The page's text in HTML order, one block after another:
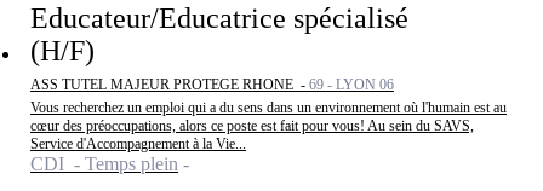
Educateur/Educatrice spécialisé
(H/F)
ASS TUTEL MAJEUR PROTEGE RHONE - 69 - LYON 06
Vous recherchez un emploi qui a du sens dans un environnement où l'humain est au
cœur des préoccupations, alors ce poste est fait pour vous! Au sein du SAVS,
Service d'Accompagnement à la Vie...
CDI - Temps plein